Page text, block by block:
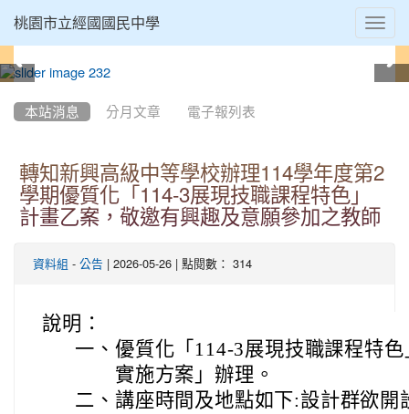
桃園市立經國國民中學
本站消息 分月文章 電子報列表
轉知新興高級中等學校辦理114學年度第2
學期優質化「114-3展現技職課程特色」
計畫乙案，敬邀有興趣及意願參加之教師
資料組 - 公告 | 2026-05-26 | 點閱數： 314
說明：
一、 優質化「114-3展現技職課程特
實施方案」辦理。
二、 講座時間及地點如下:設計群欲開